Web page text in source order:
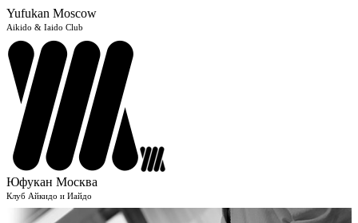
Yufukan Moscow
Aikido & Iaido Club
Юфукан Москва
Клуб Айкидо и Иайдо